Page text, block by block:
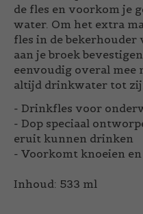
de fles en voorkom je
water. Om het extra
fles in de bekerhouder
aan je broek
eenvoudig overal mee
altijd drinkwater tot
- Drinkfles voor
- Dop speciaal
eruit kunnen drinken
- Voorkomt knoeien
Inhoud: 533 ml